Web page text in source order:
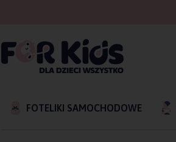
FOTELIKI SAMOCHODOWE